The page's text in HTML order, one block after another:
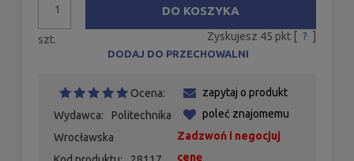
szt.
DO KOSZYKA
Zyskujesz 45 pkt [ ? ]
DODAJ DO PRZECHOWALNI
Ocena:
Wydawca:
Politechnika
Wrocławska
zapytaj o produkt
poleć znajomemu
Zadzwoń i negocjuj
cenę